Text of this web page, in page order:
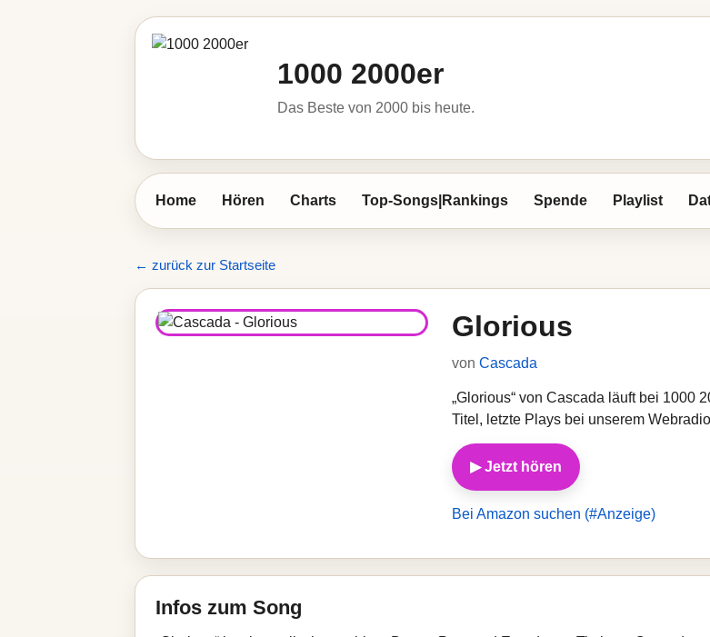
1000 2000er
Das Beste von 2000 bis heute.
Home Hören Charts Top-Songs|Rankings Spende Playlist
← zurück zur Startseite
Glorious
von Cascada
„Glorious“ von Cascada läuft bei 1000
Titel, letzte Plays bei unserem
▶ Jetzt hören
Bei Amazon suchen (#Anzeige)
Infos zum Song